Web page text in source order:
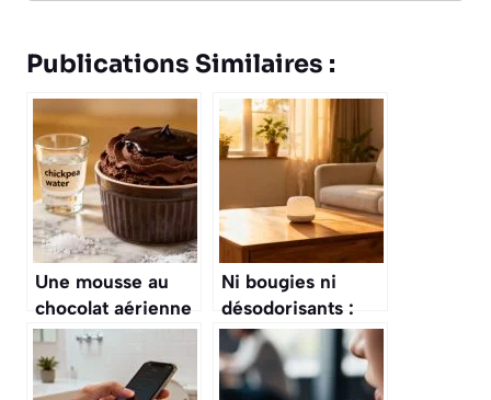
Publications Similaires :
Une mousse au
chocolat aérienne
et fondante grâce
à un ingrédient
secret qu’on a
Ni bougies ni
désodorisants :
l’astuce simple à
utiliser pour que
votre maison